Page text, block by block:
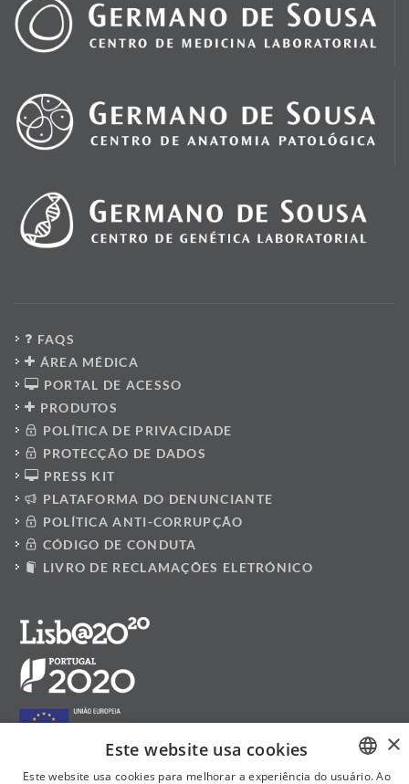
FAQS
ÁREA MÉDICA
PORTAL DE ACESSO
PRODUTOS
POLÍTICA DE PRIVACIDADE
PROTECÇÃO DE DADOS
PRESS KIT
PLATAFORMA DO DENUNCIANTE
POLÍTICA ANTI-CORRUPÇÃO
CÓDIGO DE CONDUTA
LIVRO DE RECLAMAÇÕES ELETRÓNICO
×
Este website usa cookies
Este website usa cookies para melhorar a experiência do usuário. Ao